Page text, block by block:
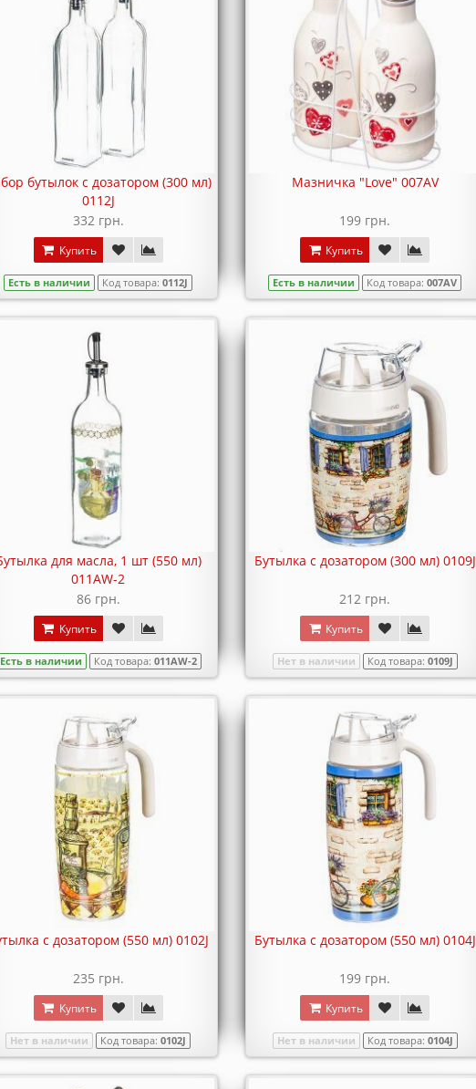
бутылок с дозатором (300 мл)
0112J
332 грн.
Купить
Есть в наличии Код товара:0112J
Мазничка "Love" 007AV
199 грн.
Купить
Есть в наличии Код товара:007AV
для масла, 1 шт (550 мл)
011AW-2
86 грн.
Купить
Есть в наличии Код товара: 011AW-2
Бутылка с дозатором (300 мл) 0109J
212 грн.
Купить
Нет в наличии Код товара: 0109J
с дозатором (550 мл) 0102J
235 грн.
Купить
Нет в наличии Код товара:0102J
Бутылка с дозатором (550 мл) 0104J
199 грн.
Купить
Нет в наличии Код товара: 0104J